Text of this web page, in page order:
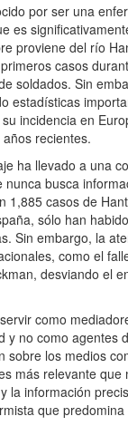
por ser una
es
proviene del río
casos
soldados. Sin
estadísticas
incidencia en
recientes.
ha llevado a una
busca
1,885 casos de
sólo han
Sin embargo, la
como el
desviando el
como
y no como agentes
sobre los medios
más relevante que
la información
que